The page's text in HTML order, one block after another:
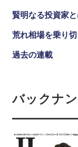
賢明なる投資家
荒れ相場を乗り
過去の連載
バックナ